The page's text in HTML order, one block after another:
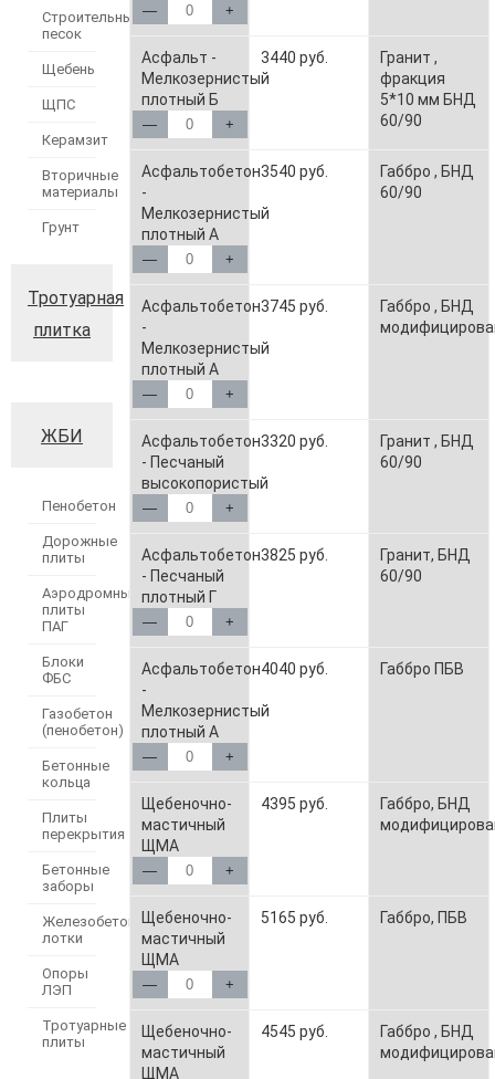
Строительный
песок
Щебень
ЩПС
Керамзит
Вторичные
материалы
Грунт
Тротуарная
плитка
ЖБИ
Пенобетон
Дорожные
плиты
Аэродромные
плиты
ПАГ
Блоки
ФБС
Газобетон
(пенобетон)
Бетонные
кольца
Плиты
перекрытия
Бетонные
заборы
Железобетонные
лотки
Опоры
ЛЭП
Тротуарные
плиты
— +
Асфальт -
Мелкозернистый
плотный Б
— +
3440 руб.
Гранит ,
фракция
5*10 мм БНД
60/90
Асфальтобетон
-
Мелкозернистый
плотный А
— +
3540 руб.
Габбро , БНД
60/90
Асфальтобетон
-
Мелкозернистый
плотный А
— +
3745 руб.
Габбро , БНД
Асфальтобетон
- Песчаный
высокопористый
— +
3320 руб.
Гранит , БНД
60/90
Асфальтобетон
- Песчаный
плотный Г
— +
3825 руб.
Гранит, БНД
60/90
Асфальтобетон
-
Мелкозернистый
плотный А
— +
4040 руб. Габбро ПБВ
Щебеночно-
мастичный
ЩМА
— +
4395 руб.
Габбро, БНД
Щебеночно-
мастичный
ЩМА
— +
5165 руб. Габбро, ПБВ
Щебеночно-
мастичный
ЩМА
4545 руб.
Габбро , БНД